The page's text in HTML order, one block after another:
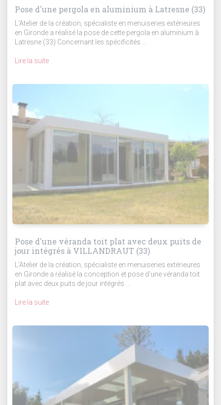
Pose d'une pergola en aluminium à Latresne (33)
L'Atelier de la création, spécialiste en menuiseries extérieures
en Gironde a réalisé la pose de cette pergola en aluminium à
Latresne (33) Concernant les spécificités ...
Lire la suite
Pose d'une véranda toit plat avec deux puits de
jour intégrés à VILLANDRAUT (33)
L'Atelier de la création, spécialiste en menuiseries extérieures
en Gironde a réalisé la conception et pose d'une véranda toit
plat avec deux puits de jour intégrés ...
Lire la suite